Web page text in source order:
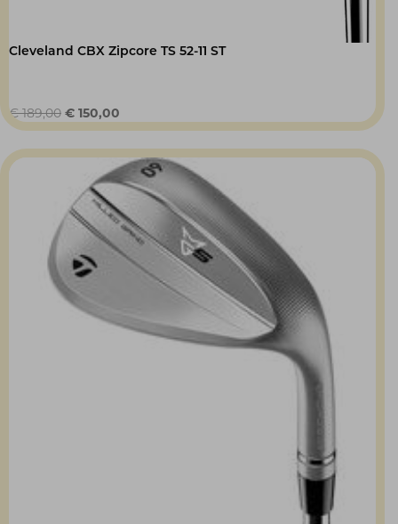
Cleveland CBX Zipcore TS 52-11 ST
€189,00 Oorspronkelijke
prijs
was:
€ 189,00.
€ 150,00
prijs
is:
€ 150,00.